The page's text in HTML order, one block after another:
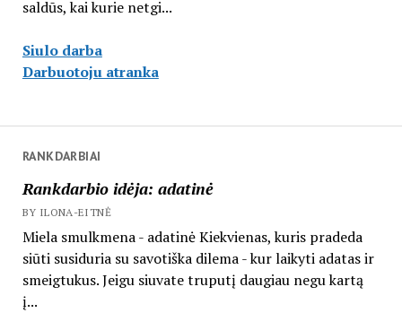
saldūs, kai kurie netgi...
Siulo darba
Darbuotoju atranka
RANKDARBIAI
Rankdarbio idėja: adatinė
BY ILONA-EITNĖ
Miela smulkmena - adatinė Kiekvienas, kuris pradeda
siūti susiduria su savotiška dilema - kur laikyti adatas ir
smeigtukus. Jeigu siuvate truputį daugiau negu kartą
į...